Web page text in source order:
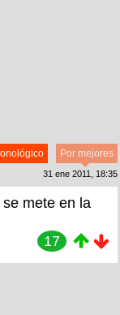
Por mejores
31 ene 2011, 18:35
mete en la
17